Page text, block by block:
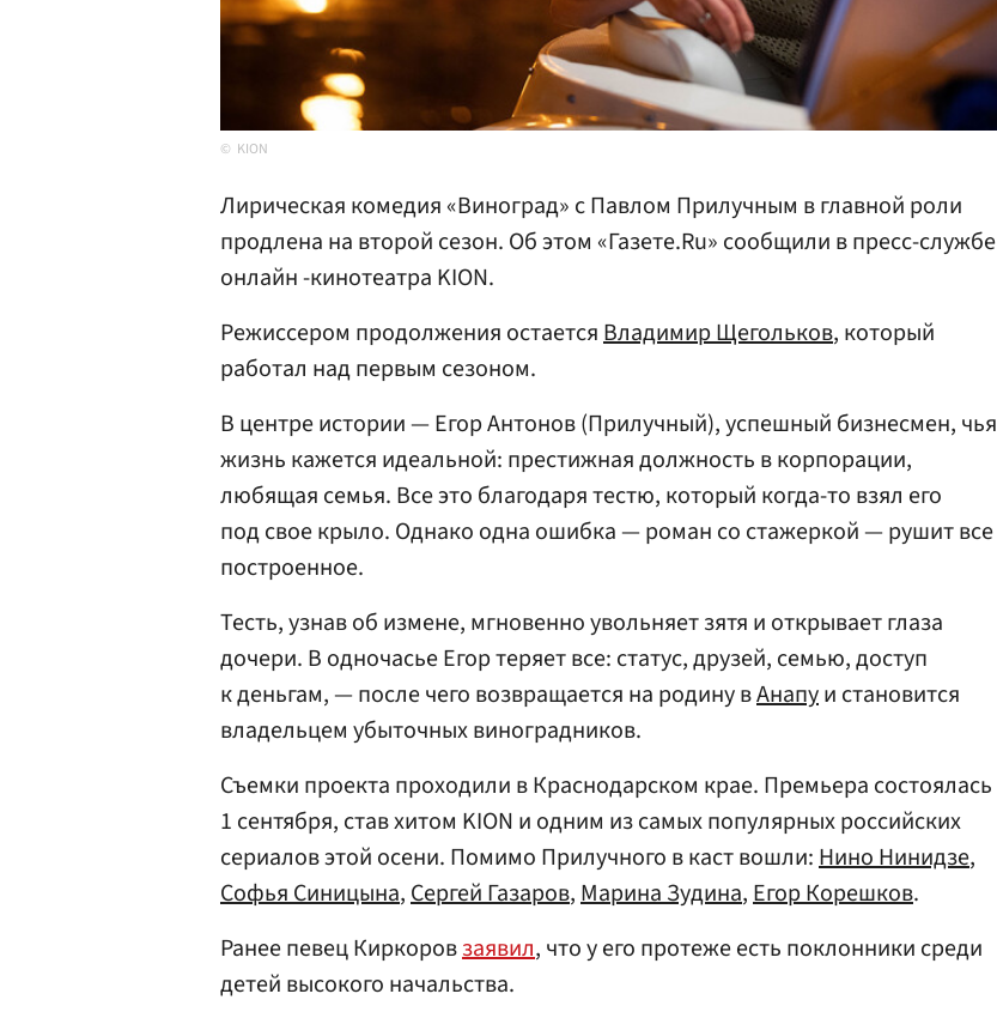
KION
Лирическая комедия «Виноград» с Павлом Прилучным в главной роли
продлена на второй сезон. Об этом «Газете.Ru» сообщили в пресс-службе
онлайн -кинотеатра KION.
Режиссером продолжения остаетсяВладимир Щегольков, который
работал над первым сезоном.
В центре истории — Егор Антонов (Прилучный), успешный бизнесмен, чья
жизнь кажется идеальной: престижная должность в корпорации,
любящая семья. Все это благодаря тестю, который когда-то взял его
под свое крыло. Однако одна ошибка — роман со стажеркой — рушит все
построенное.
Тесть, узнав об измене, мгновенно увольняет зятя и открывает глаза
дочери. В одночасье Егор теряет все: статус, друзей, семью, доступ
к деньгам, — после чего возвращается на родину вАнапуи становится
владельцем убыточных виноградников.
Съемки проекта проходили в Краснодарском крае. Премьера состоялась
1 сентября, став хитом KION и одним из самых популярных российских
сериалов этой осени. Помимо Прилучного в каст вошли:Нино Нинидзе,
Софья Синицына,Сергей Газаров,Марина Зудина,Егор Корешков.
Ранее певец Киркоровзаявил, что у его протеже есть поклонники среди
детей высокого начальства.